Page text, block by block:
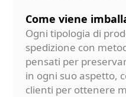
Come viene
Ogni tipologia di
spedizione con
pensati per
in ogni suo aspetto,
clienti per ottenere